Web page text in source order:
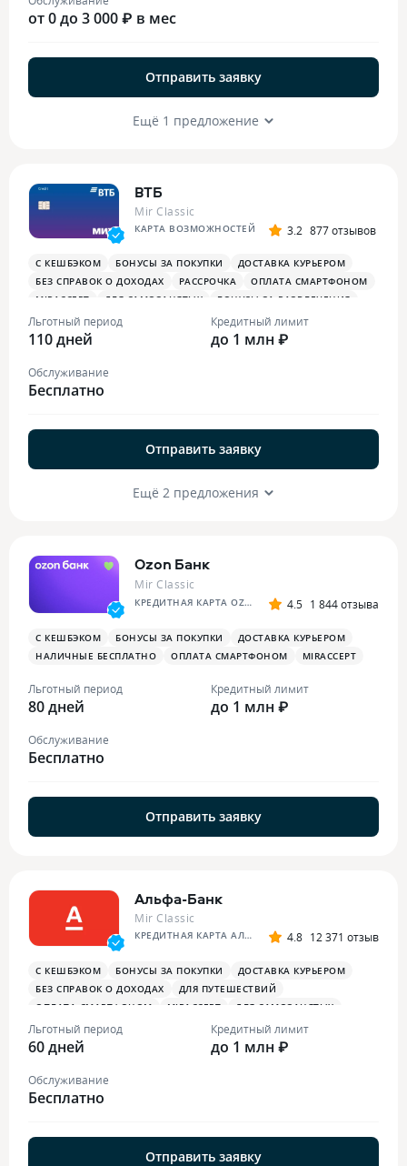
от 0 до 3 000 ₽ в мес
Отправить заявку
Ещё 1 предложение
ВТБ
Mir Classic
КАРТА ВОЗМОЖНОСТЕЙ 3.2 877 отзывов
С КЕШБЭКОМ БОНУСЫ ЗА ПОКУПКИ
ДОСТАВКА КУРЬЕРОМ
БЕЗ СПРАВОК О ДОХОДАХ
РАССРОЧКА
ОПЛАТА СМАРТФОНОМ
MIRACCEPT
ДЛЯ САМОЗАНЯТЫХ
БОНУСЫ ЗА РАЗВЛЕЧЕНИЯ
ПЛАТЕЖНЫЙ СТИКЕР
Льготный период
110 дней
Кредитный лимит
до 1 млн ₽
Обслуживание
Бесплатно
Отправить заявку
Ещё 2 предложения
Ozon Банк
Mir Classic
КРЕДИТНАЯ КАРТА OZON 4.5 1 844 отзыва
С КЕШБЭКОМ БОНУСЫ ЗА ПОКУПКИ
ДОСТАВКА КУРЬЕРОМ
НАЛИЧНЫЕ БЕСПЛАТНО
ОПЛАТА СМАРТФОНОМ MIRACCEPT
Льготный период
80 дней
Кредитный лимит
до 1 млн ₽
Обслуживание
Бесплатно
Отправить заявку
Альфа-Банк
Mir Classic
КРЕДИТНАЯ КАРТА АЛЬФА-БАНКА 4.8 12 371 отзыв
С КЕШБЭКОМ БОНУСЫ ЗА ПОКУПКИ
ДОСТАВКА КУРЬЕРОМ
БЕЗ СПРАВОК О ДОХОДАХ
ДЛЯ ПУТЕШЕСТВИЙ
ОПЛАТА СМАРТФОНОМ
MIRACCEPT
ДЛЯ САМОЗАНЯТЫХ
ПЛАТЕЖНЫЙ СТИКЕР
Льготный период
60 дней
Кредитный лимит
до 1 млн ₽
Обслуживание
Бесплатно
Отправить заявку